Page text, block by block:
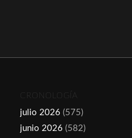
CRONOLOGÍA
julio 2026 (575)
junio 2026 (582)